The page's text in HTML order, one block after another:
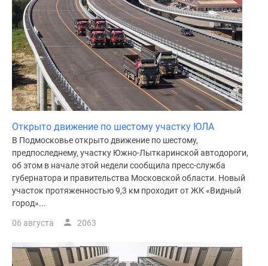
Открыто движение по шестому участку ЮЛА
В Подмосковье открыто движение по шестому,
предпоследнему, участку Южно-Лыткаринской автодороги,
об этом в начале этой недели сообщила пресс-служба
губернатора и правительства Московской области. Новый
участок протяженностью 9,3 км проходит от ЖК «Видный
город»...
06 августа 2063